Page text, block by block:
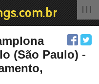
(São Paulo) -